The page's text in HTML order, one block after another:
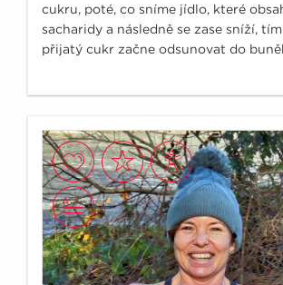
cukru, poté, co sníme jídlo, které
sacharidy a následně se zase sníží,
přijatý cukr začne odsunovat do